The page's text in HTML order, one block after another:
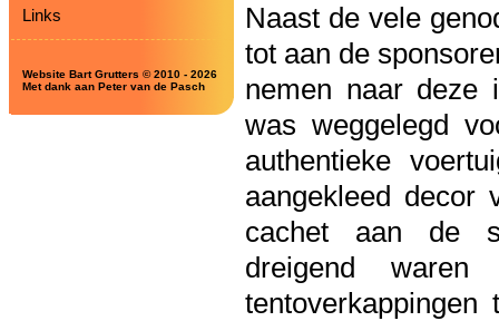
Links
Website Bart Grutters © 2010 - 2026
Met dank aan Peter van de Pasch
Naast de vele
tot aan de
nemen naar deze
was weggelegd
authentieke
aangekleed decor
cachet aan de
dreigend